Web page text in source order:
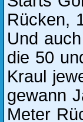
Rücken,
Und
die 50
Kraul
gewann
Meter